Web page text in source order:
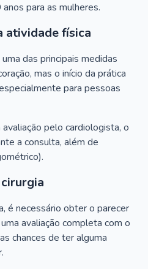
para as mulheres.
atividade física
das principais medidas
mas o início da prática
para pessoas
pelo cardiologista, o
a consulta, além de
é necessário obter o parecer
avaliação completa com o
chances de ter alguma